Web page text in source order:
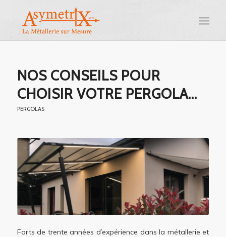
NOS CONSEILS POUR
CHOISIR VOTRE PERGOLA…
PERGOLAS
Forts de trente années d’expérience dans la métallerie et